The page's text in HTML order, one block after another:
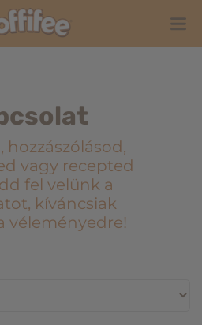
hozzászólásod,
vagy recepted
fel velünk a
kíváncsiak
véleményedre!